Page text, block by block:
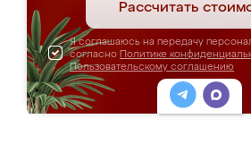
Рассчитать
Я соглашаюсь на передачу
согласно Политике
Пользовательскому соглашению